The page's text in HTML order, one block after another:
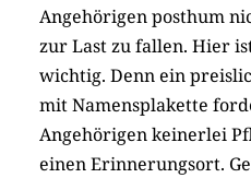
Angehörigen posthum
zur Last zu fallen. Hier
wichtig. Denn ein
mit Namensplakette
Angehörigen keinerlei
einen Erinnerungsort.